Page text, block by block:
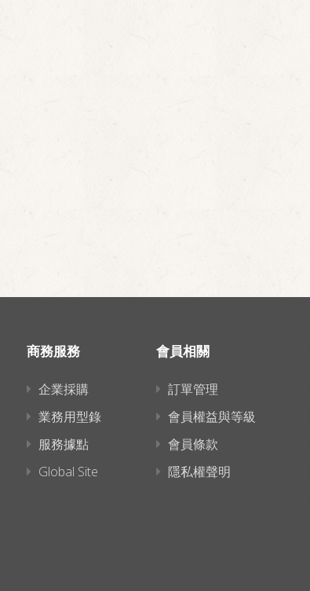
商務服務
企業採購
業務用型錄
服務據點
Global Site
會員相關
訂單管理
會員權益與等級
會員條款
隱私權聲明